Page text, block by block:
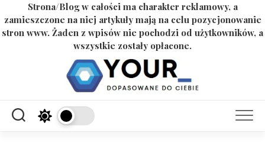
Strona/Blog w całości ma charakter reklamowy, a
zamieszczone na niej artykuły mają na celu pozycjonowanie
stron www. Żaden z wpisów nie pochodzi od użytkowników, a
wszystkie zostały opłacone.